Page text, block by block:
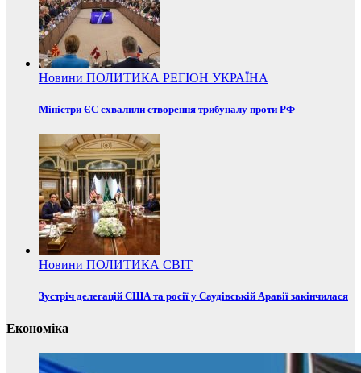
Новини ПОЛИТИКА РЕГІОН УКРАЇНА
Міністри ЄС схвалили створення трибуналу проти РФ
Новини ПОЛИТИКА СВІТ
Зустріч делегацій США та росії у Саудівській Аравії закінчилася
Економіка